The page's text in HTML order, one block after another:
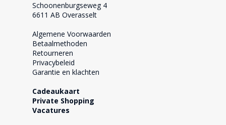
Schoonenburgseweg 4
6611 AB Overasselt
Algemene Voorwaarden
Betaalmethoden
Retourneren
Privacybeleid
Garantie en klachten
Cadeaukaart
Private Shopping
Vacatures